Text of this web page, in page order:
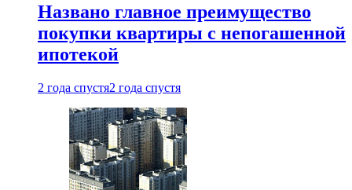
Названо главное преимущество
покупки квартиры с непогашенной
ипотекой
2 года спустя2 года спустя